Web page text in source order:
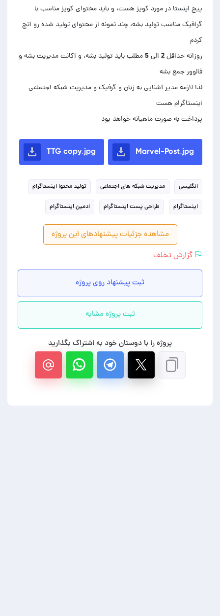
پیج اینستا در مورد کویز هست، و باید محتوای کویز مناسب با
گرافیک مناسب تولید بشه، چند نمونه از محتوای تولید شده رو اتچ
روزانه حداقل 2 الی 5 مطلب باید تولید بشه، و اکانت مدیریت بشه و
لذا لازمه مدیر آشنایی به زبان و گرفیک و مدیریت شبکه اجتماعی
پرداخت به صورت ماهیانه خواهد بود
Marvel-Post.jpg
TTG copy.jpg
انگلیسی مدیریت شبکه های اجتماعی تولید محتوا اینستاگرام
اینستاگرام طراحی پست اینستاگرام ادمین اینستاگرام
مشاهده جزئیات پیشنهادهای این پروژه
گزارش تخلف
ثبت پیشنهاد روی پروژه
ثبت پروژه مشابه
پروژه را با دوستان خود به اشتراک بگذارید